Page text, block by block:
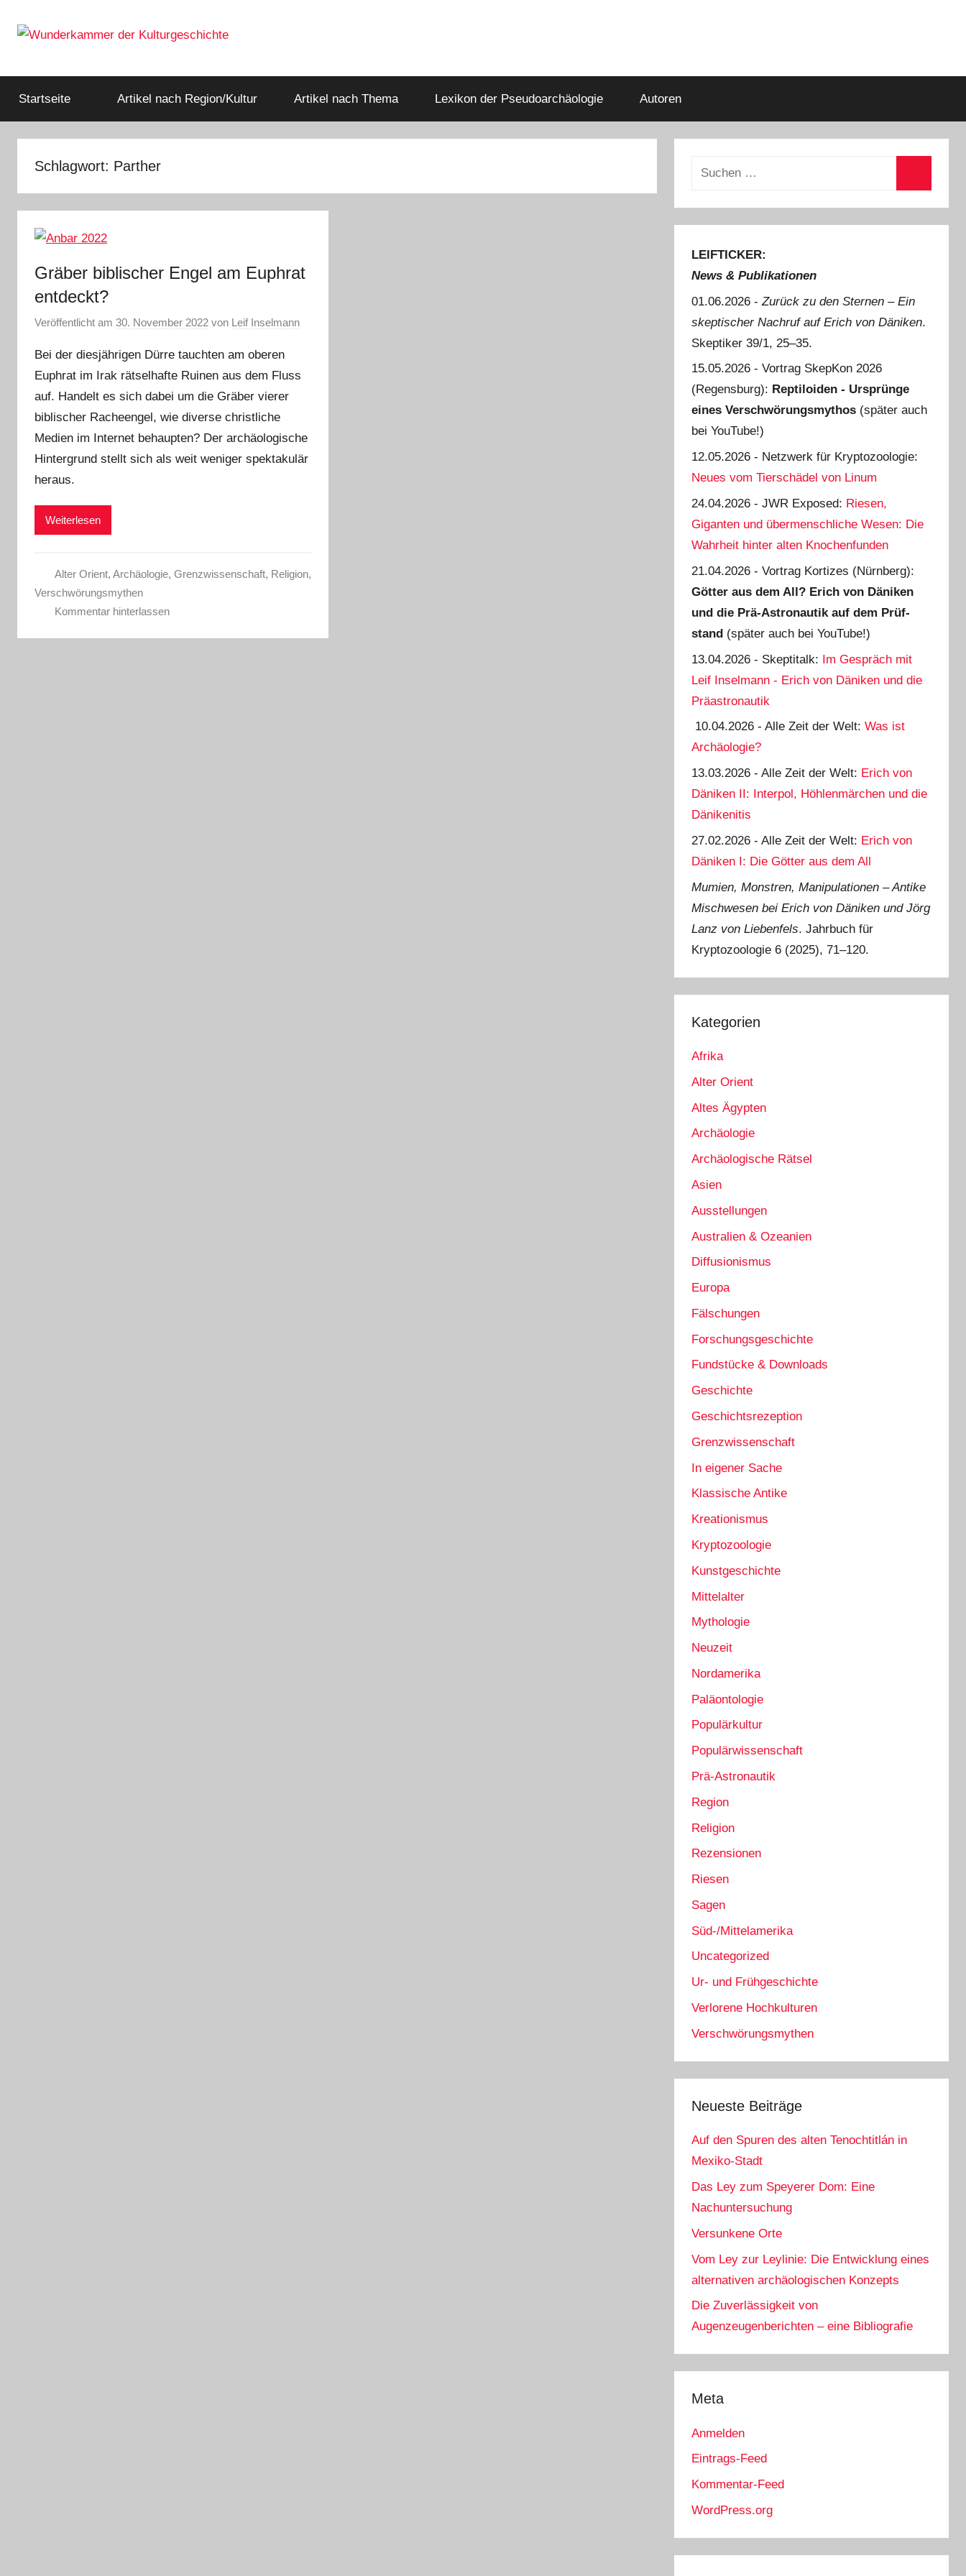
Inhalt
Wunderkammer
der
Kulturgeschichte
der
Geschichte
Startseite Artikel nach Region/Kultur Artikel nach Thema Lexikon der Pseudoarchäologie Autoren
Schlagwort: Parther
Gräber biblischer Engel am Euphrat
entdeckt?
Veröffentlicht am 30. November 2022 von Leif Inselmann
Bei der diesjährigen Dürre tauchten am oberen
Euphrat im Irak rätselhafte Ruinen aus dem Fluss
auf. Handelt es sich dabei um die Gräber vierer
biblischer Racheengel, wie diverse christliche
Medien im Internet behaupten? Der archäologische
Hintergrund stellt sich als weit weniger spektakulär
heraus.
Weiterlesen
Alter Orient, Archäologie, Grenzwissenschaft, Religion,
Verschwörungsmythen
Kommentar hinterlassen
Suchen
LEIFTICKER:
News & Publikationen
01.06.2026 -Zurück zu den Sternen ‒ Ein
skeptischer Nachruf auf Erich von Däniken.
Skeptiker 39/1, 25‒35.
15.05.2026 - Vortrag SkepKon 2026
(Regensburg): Reptiloiden - Ursprünge
eines Verschwörungsmythos (später auch
bei YouTube!)
12.05.2026 - Netzwerk für Kryptozoologie:
Neues vom Tierschädel von Linum
24.04.2026 - JWR Exposed: Riesen,
Giganten und übermenschliche Wesen: Die
Wahrheit hinter alten Knochenfunden
21.04.2026 - Vortrag Kortizes (Nürnberg):
Götter aus dem All? Erich von Däniken
und die Prä-Astro­nautik auf dem Prüf­
stand (später auch bei YouTube!)
13.04.2026 - Skeptitalk: Im Gespräch mit
Leif Inselmann - Erich von Däniken und die
Präastronautik
10.04.2026 - Alle Zeit der Welt:Was ist
Archäologie?
13.03.2026 - Alle Zeit der Welt: Erich von
Däniken II: Interpol, Höhlenmärchen und die
Dänikenitis
27.02.2026 - Alle Zeit der Welt: Erich von
Däniken I: Die Götter aus dem All
Mumien, Monstren, Manipulationen ‒ Antike
Mischwesen bei Erich von Däniken und Jörg
Lanz von Liebenfels. Jahrbuch für
Kryptozoologie 6 (2025), 71‒120.
Kategorien
Afrika
Alter Orient
Altes Ägypten
Archäologie
Archäologische Rätsel
Asien
Ausstellungen
Australien & Ozeanien
Diffusionismus
Europa
Fälschungen
Forschungsgeschichte
Fundstücke & Downloads
Geschichte
Geschichtsrezeption
Grenzwissenschaft
In eigener Sache
Klassische Antike
Kreationismus
Kryptozoologie
Kunstgeschichte
Mittelalter
Mythologie
Neuzeit
Nordamerika
Paläontologie
Populärkultur
Populärwissenschaft
Prä-Astronautik
Region
Religion
Rezensionen
Riesen
Sagen
Süd-/Mittelamerika
Uncategorized
Ur- und Frühgeschichte
Verlorene Hochkulturen
Verschwörungsmythen
Neueste Beiträge
Auf den Spuren des alten Tenochtitlán in
Mexiko-Stadt
Das Ley zum Speyerer Dom: Eine
Nachuntersuchung
Versunkene Orte
Vom Ley zur Leylinie: Die Entwicklung eines
alternativen archäologischen Konzepts
Die Zuverlässigkeit von
Augenzeugenberichten – eine Bibliografie
Meta
Anmelden
Eintrags-Feed
Kommentar-Feed
WordPress.org